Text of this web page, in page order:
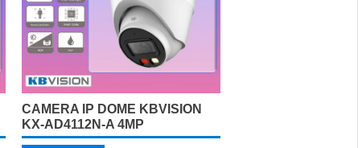
CAMERA IP DOME KBVISION
KX-AD4112N-A 4MP